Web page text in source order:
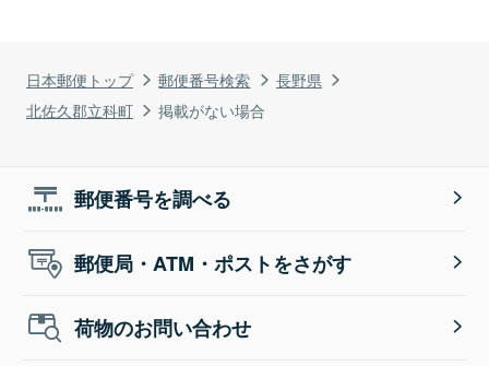
日本郵便トップ 郵便番号検索
長野県
北佐久郡立科町
掲載がない場合
郵便番号を調べる
郵便局・ATM・ポストをさがす
荷物のお問い合わせ